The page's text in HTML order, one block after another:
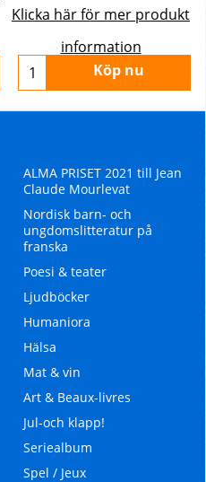
Klicka här för mer produkt
information
Köp nu
ALMA PRISET 2021 till Jean
Claude Mourlevat
Nordisk barn- och
ungdomslitteratur på
franska
Poesi & teater
Ljudböcker
Humaniora
Hälsa
Mat & vin
Art & Beaux-livres
Jul-och klapp!
Seriealbum
Spel / Jeux